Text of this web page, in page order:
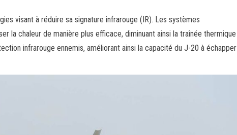
visant à réduire sa signature infrarouge (IR). Les systèmes
la chaleur de manière plus efficace, diminuant ainsi la traînée thermique
infrarouge ennemis, améliorant ainsi la capacité du J-20 à échapper